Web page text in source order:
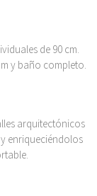
de 90 cm.
y baño completo.
arquitectónicos
enriqueciéndolos